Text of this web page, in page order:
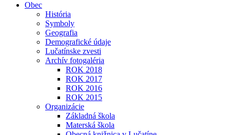
Obec
História
Symboly
Geografia
Demografické údaje
Lučatínske zvesti
Archív fotogaléria
ROK 2018
ROK 2017
ROK 2016
ROK 2015
Organizácie
Základná škola
Materská škola